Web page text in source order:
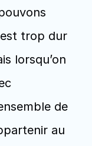
trop dur
lorsqu’on
de
au